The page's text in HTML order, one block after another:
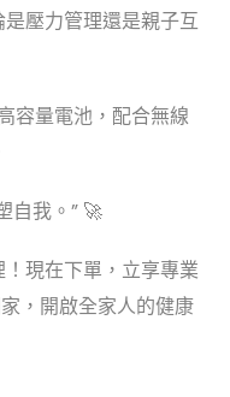
壓力管理還是親子互
容量電池，配合無線
自我。” 🚀
現在下單，立享專業
，開啟全家人的健康